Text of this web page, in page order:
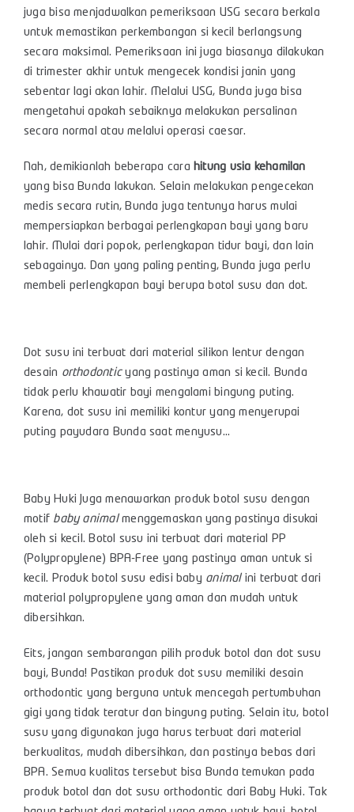
juga bisa menjadwalkan pemeriksaan USG secara berkala
untuk memastikan perkembangan si kecil berlangsung
secara maksimal. Pemeriksaan ini juga biasanya dilakukan
di trimester akhir untuk mengecek kondisi janin yang
sebentar lagi akan lahir. Melalui USG, Bunda juga bisa
mengetahui apakah sebaiknya melakukan persalinan
secara normal atau melalui operasi caesar.
Nah, demikianlah beberapa cara hitung usia kehamilan
yang bisa Bunda lakukan. Selain melakukan pengecekan
medis secara rutin, Bunda juga tentunya harus mulai
mempersiapkan berbagai perlengkapan bayi yang baru
lahir. Mulai dari popok, perlengkapan tidur bayi, dan lain
sebagainya. Dan yang paling penting, Bunda juga perlu
membeli perlengkapan bayi berupa botol susu dan dot.
tidak perlu khawatir bayi mengalami bingung puting.
Baby Huki Juga menawarkan produk botol susu dengan
oleh si kecil. Botol susu ini terbuat dari material PP
(Polypropylene) BPA-Free yang pastinya aman untuk si
kecil. Produk botol susu edisi babyanimalini terbuat dari
material polypropylene yang aman dan mudah untuk
dibersihkan.
Eits, jangan sembarangan pilih produk botol dan dot susu
bayi, Bunda! Pastikan produk dot susu memiliki desain